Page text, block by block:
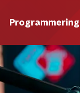
Programmering